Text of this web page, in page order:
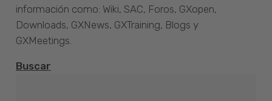
información como: Wiki, SAC, Foros, GXopen,
Downloads, GXNews, GXTraining, Blogs y
GXMeetings.
Buscar